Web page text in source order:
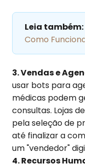
Leia também:
Como
3. Vendas e
usar bots para
médicas podem
consultas. Lojas
pela seleção de
até finalizar a
um "vendedor"
4. Recursos